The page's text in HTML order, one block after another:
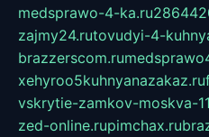
medsprawo-4-ka.ru
zajmy24.rutovudyi-4-
brazzerscom.ru
xehyroo5kuhnyanazakaz.ru
vskrytie-zamkov-moskva-
zed-online.rupimchax.ru